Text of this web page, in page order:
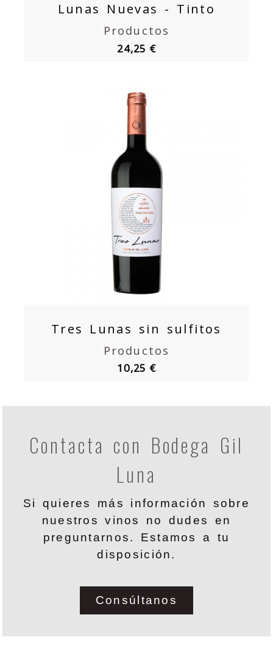
Lunas Nuevas - Tinto
Productos
24,25 €
Tres Lunas sin sulfitos
Productos
10,25 €
Contacta con Bodega Gil
Luna
Si quieres más información sobre
nuestros vinos no dudes en
preguntarnos. Estamos a tu
disposición.
Consúltanos